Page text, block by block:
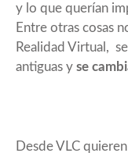
y lo que querían
Entre otras cosas
Realidad Virtual,
antiguas y se
Desde VLC quieren